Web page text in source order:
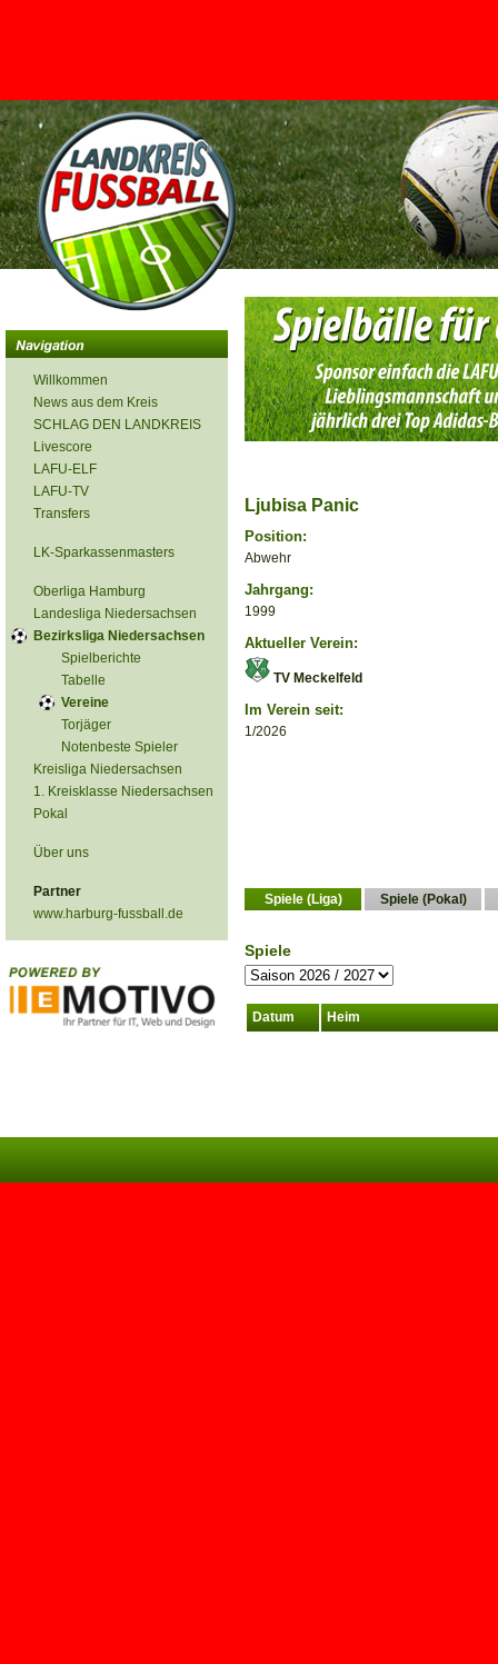
<
Willkommen
News aus dem Kreis
SCHLAG DEN LANDKREIS
Livescore
LAFU-ELF
LAFU-TV
Transfers
LK-Sparkassenmasters
Oberliga Hamburg
Landesliga Niedersachsen
Bezirksliga Niedersachsen
Spielberichte
Tabelle
Vereine
Torjäger
Notenbeste Spieler
Kreisliga Niedersachsen
1. Kreisklasse Niedersachsen
Pokal
Über uns
Partner
www.harburg-fussball.de
Ljubisa Panic
Position:
Abwehr
Jahrgang:
1999
Aktueller Verein:
TV Meckelfeld
Im Verein seit:
1/2026
Spiele (Liga) Spiele (Pokal)
Spiele
Datum Heim